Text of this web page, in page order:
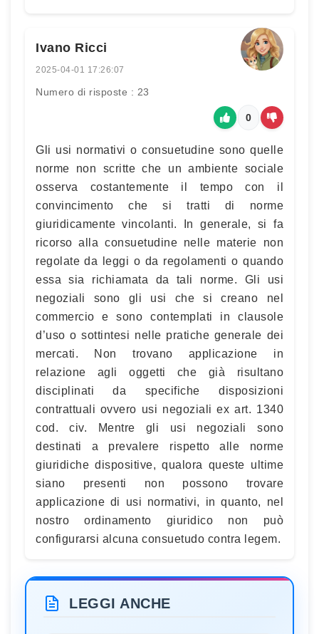
Ivano Ricci
2025-04-01 17:26:07
Numero di risposte : 23
0
Gli usi normativi o consuetudine sono quelle
norme non scritte che un ambiente sociale
osserva costantemente il tempo con il
convincimento che si tratti di norme
giuridicamente vincolanti. In generale, si fa
ricorso alla consuetudine nelle materie non
regolate da leggi o da regolamenti o quando
essa sia richiamata da tali norme. Gli usi
negoziali sono gli usi che si creano nel
commercio e sono contemplati in clausole
d’uso o sottintesi nelle pratiche generale dei
mercati. Non trovano applicazione in
relazione agli oggetti che già risultano
disciplinati da specifiche disposizioni
contrattuali ovvero usi negoziali ex art. 1340
cod. civ. Mentre gli usi negoziali sono
destinati a prevalere rispetto alle norme
giuridiche dispositive, qualora queste ultime
siano presenti non possono trovare
applicazione di usi normativi, in quanto, nel
nostro ordinamento giuridico non può
configurarsi alcuna consuetudo contra legem.
LEGGI ANCHE